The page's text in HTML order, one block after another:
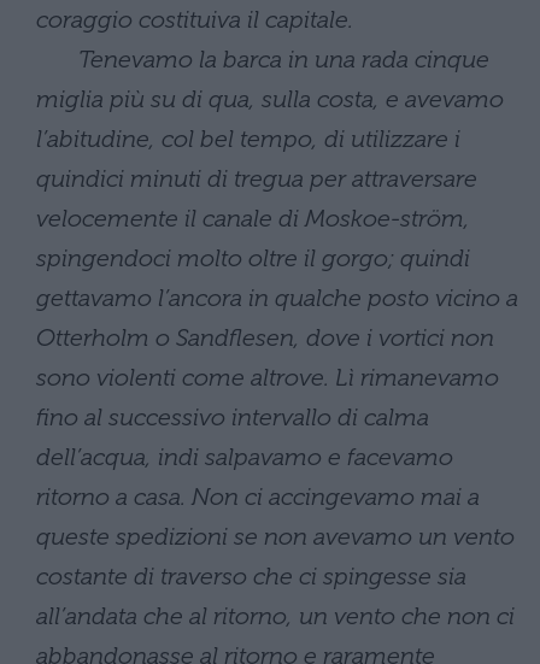
coraggio costituiva il capitale.
Tenevamo la barca in una rada cinque
miglia più su di qua, sulla costa, e avevamo
l’abitudine, col bel tempo, di utilizzare i
quindici minuti di tregua per attraversare
velocemente il canale di Moskoe-ström,
spingendoci molto oltre il gorgo; quindi
gettavamo l’ancora in qualche posto vicino a
Otterholm o Sandflesen, dove i vortici non
sono violenti come altrove. Lì rimanevamo
fino al successivo intervallo di calma
dell’acqua, indi salpavamo e facevamo
ritorno a casa. Non ci accingevamo mai a
queste spedizioni se non avevamo un vento
costante di traverso che ci spingesse sia
all’andata che al ritorno, un vento che non ci
abbandonasse al ritorno e raramente